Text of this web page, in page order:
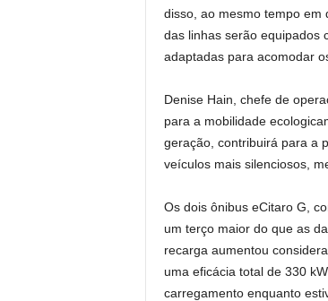
disso, ao mesmo tempo em
das linhas serão equipados
adaptadas para acomodar
Denise Hain, chefe de
para a mobilidade
geração, contribuirá para a
veículos mais silenciosos,
Os dois ônibus eCitaro G,
um terço maior do que as
recarga aumentou
uma eficácia total de 330
carregamento enquanto